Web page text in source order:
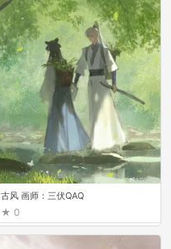
古风 画师：三伏QAQ
0